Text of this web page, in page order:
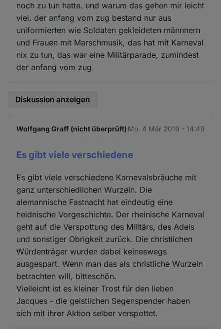
noch zu tun hatte. und warum das gehen mir leicht
viel. der anfang vom zug bestand nur aus
uniformierten wie Soldaten gekleideten männnern
und Frauen mit Marschmusik, das hat mit Karneval
nix zu tun, das war eine Militärparade, zumindest
der anfang vom zug
Diskussion anzeigen
Wolfgang Graff (nicht überprüft) Mo. 4 Mär 2019 - 14:49
Es gibt viele verschiedene
Es gibt viele verschiedene Karnevalsbräuche mit
ganz unterschiedlichen Wurzeln. Die
alemannische Fastnacht hat eindeutig eine
heidnische Vorgeschichte. Der rheinische Karneval
geht auf die Verspottung des Militärs, des Adels
und sonstiger Obrigkeit zurück. Die christlichen
Würdenträger wurden dabei keineswegs
ausgespart. Wenn man das als christliche Wurzeln
betrachten will, bitteschön.
Vielleicht ist es kleiner Trost für den lieben
Jacques - die geistlichen Segenspender haben
sich mit ihrer Aktion selber verspottet.